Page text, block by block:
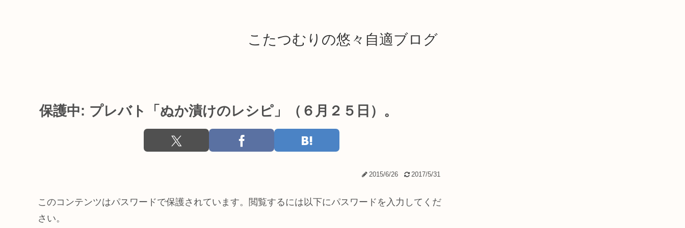
こたつむりの悠々自適ブログ
保護中: プレバト「ぬか漬けのレシピ」（６月２５日）。
2015/6/26 2017/5/31
このコンテンツはパスワードで保護されています。閲覧するには以下にパスワードを入力してくだ
さい。